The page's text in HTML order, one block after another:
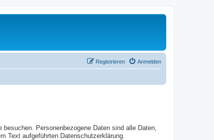
Anmelden
Registrieren
Personenbezogene Daten sind alle Daten,
Text aufgeführten Datenschutzerklärung.